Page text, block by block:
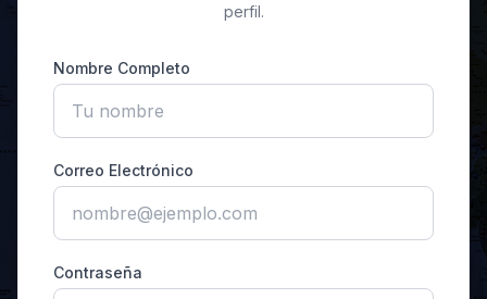
perfil.
Nombre Completo
Correo Electrónico
Contraseña